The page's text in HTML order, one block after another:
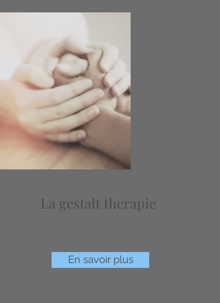
La gestalt therapie
En savoir plus